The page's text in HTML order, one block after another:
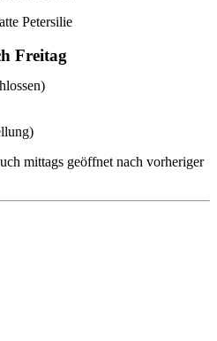
Freitag
mittags geöffnet nach vorheriger